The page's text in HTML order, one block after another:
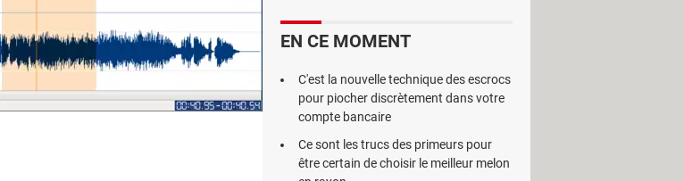
EN CE MOMENT
C'est la nouvelle technique des escrocs
pour piocher discrètement dans votre
compte bancaire
Ce sont les trucs des primeurs pour
être certain de choisir le meilleur melon